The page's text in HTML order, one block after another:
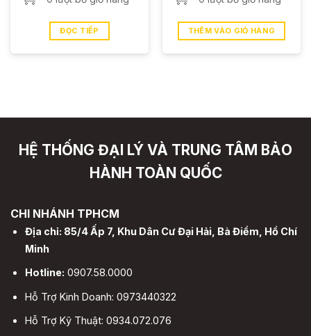
ĐỌC TIẾP THÊM VÀO GIỎ HÀNG
HỆ THỐNG ĐẠI LÝ VÀ TRUNG TÂM BẢO
HÀNH TOÀN QUỐC
CHI NHÁNH TPHCM
Địa chỉ: 85/4 Ấp 7, Khu Dân Cư Đại Hải, Bà Điểm, Hồ Chí
Minh
Hotline: 0907.58.0000
Hỗ Trợ Kinh Doanh: 0973440322
Hỗ Trợ Kỹ Thuật: 0934.072.076